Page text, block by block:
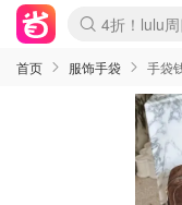
Boticinal 夏
4折！lulu
速领！
Zalando 奥
首页 服饰手袋 手袋